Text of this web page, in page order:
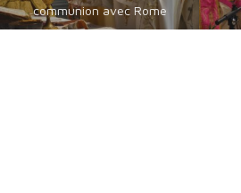
communion avec Rome